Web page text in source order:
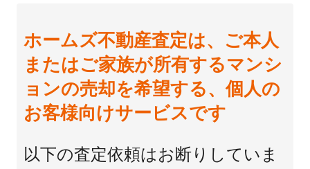
ホームズ不動産査定は、ご本人
またはご家族が所有するマンシ
ョンの売却を希望する、個人の
お客様向けサービスです
以下の査定依頼はお断りしていま